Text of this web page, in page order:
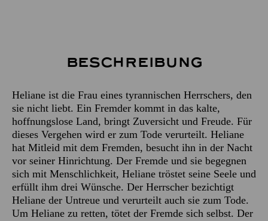
Beschreibung
Heliane ist die Frau eines tyrannischen Herrschers, den
sie nicht liebt. Ein Fremder kommt in das kalte,
hoffnungslose Land, bringt Zuversicht und Freude. Für
dieses Vergehen wird er zum Tode verurteilt. Heliane
hat Mitleid mit dem Fremden, besucht ihn in der Nacht
vor seiner Hinrichtung. Der Fremde und sie begegnen
sich mit Menschlichkeit, Heliane tröstet seine Seele und
erfüllt ihm drei Wünsche. Der Herrscher bezichtigt
Heliane der Untreue und verurteilt auch sie zum Tode.
Um Heliane zu retten, tötet der Fremde sich selbst. Der